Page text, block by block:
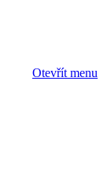
Otevřít menu